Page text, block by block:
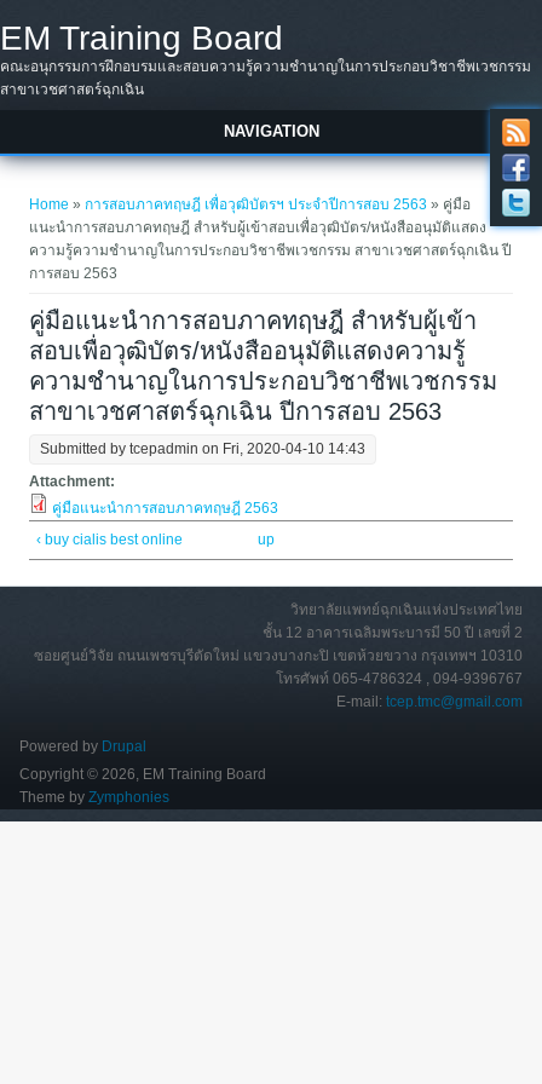
EM Training Board
คณะอนุกรรมการฝึกอบรมและสอบความรู้ความชำนาญในการประกอบวิชาชีพเวชกรรม
สาขาเวชศาสตร์ฉุกเฉิน
NAVIGATION
Home » การสอบภาคทฤษฎี เพื่อวุฒิบัตรฯ ประจำปีการสอบ 2563 » คู่มือ
แนะนำการสอบภาคทฤษฎี สำหรับผู้เข้าสอบเพื่อวุฒิบัตร/หนังสืออนุมัติแสดง
ความรู้ความชำนาญในการประกอบวิชาชีพเวชกรรม สาขาเวชศาสตร์ฉุกเฉิน ปี
การสอบ 2563
คู่มือแนะนำการสอบภาคทฤษฎี สำหรับผู้เข้า
สอบเพื่อวุฒิบัตร/หนังสืออนุมัติแสดงความรู้
ความชำนาญในการประกอบวิชาชีพเวชกรรม
สาขาเวชศาสตร์ฉุกเฉิน ปีการสอบ 2563
Submitted bytcepadmin on Fri, 2020-04-10 14:43
Attachment:
คู่มือแนะนำการสอบภาคทฤษฎี 2563
‹ buy cialis best online
up
วิทยาลัยแพทย์ฉุกเฉินแห่งประเทศไทย
ชั้น 12 อาคารเฉลิมพระบารมี 50 ปี เลขที่ 2
ซอยศูนย์วิจัย ถนนเพชรบุรีตัดใหม่ แขวงบางกะปิ เขตห้วยขวาง กรุงเทพฯ 10310
โทรศัพท์ 065-4786324 , 094-9396767
E-mail:tcep.tmc@gmail.com
Powered by Drupal
Copyright © 2026, EM Training Board
Theme by Zymphonies